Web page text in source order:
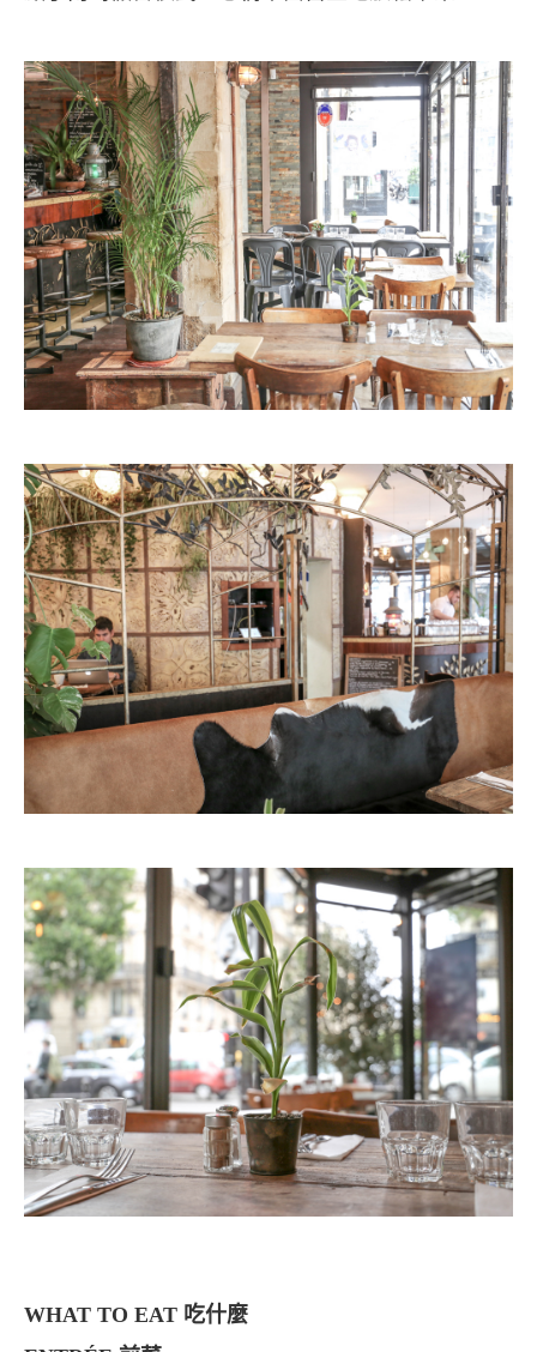
WHAT TO EAT 吃什麼